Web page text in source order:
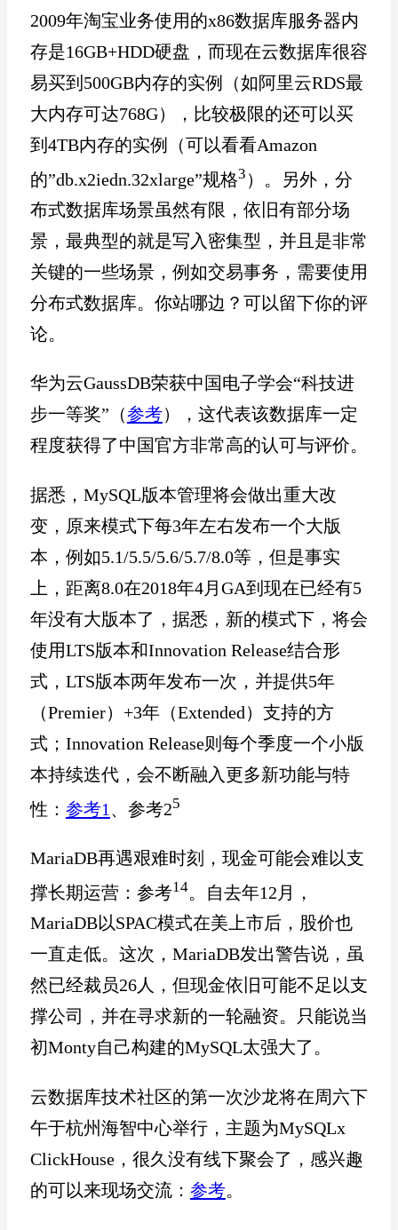
2009年淘宝业务使用的x86数据库服务器内
存是16GB+HDD硬盘，而现在云数据库很容
易买到500GB内存的实例（如阿里云RDS最
大内存可达768G），比较极限的还可以买
到4TB内存的实例（可以看看Amazon
的”db.x2iedn.32xlarge”规格3 ）。另外，分
布式数据库场景虽然有限，依旧有部分场
景，最典型的就是写入密集型，并且是非常
关键的一些场景，例如交易事务，需要使用
分布式数据库。你站哪边？可以留下你的评
论。
华为云GaussDB荣获中国电子学会“科技进
步一等奖”（参考），这代表该数据库一定
程度获得了中国官方非常高的认可与评价。
据悉，MySQL版本管理将会做出重大改
变，原来模式下每3年左右发布一个大版
本，例如5.1/5.5/5.6/5.7/8.0等，但是事实
上，距离8.0在2018年4月GA到现在已经有5
年没有大版本了，据悉，新的模式下，将会
使用LTS版本和Innovation Release结合形
式，LTS版本两年发布一次，并提供5年
（Premier）+3年（Extended）支持的方
式；Innovation Release则每个季度一个小版
本持续迭代，会不断融入更多新功能与特
性： 参考1 、参考25
MariaDB再遇艰难时刻，现金可能会难以支
撑长期运营：参考14。自去年12月，
MariaDB以SPAC模式在美上市后，股价也
一直走低。这次，MariaDB发出警告说，虽
然已经裁员26人，但现金依旧可能不足以支
撑公司，并在寻求新的一轮融资。只能说当
初Monty自己构建的MySQL太强大了。
云数据库技术社区的第一次沙龙将在周六下
午于杭州海智中心举行，主题为MySQLx
ClickHouse，很久没有线下聚会了，感兴趣
的可以来现场交流： 参考。